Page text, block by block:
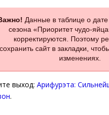
Данные в таблице о
сезона «Приоритет чудо-
корректируются. Поэтому
сохранить сайт в закладки,
изменениях.
выход: Арифурэта:
.